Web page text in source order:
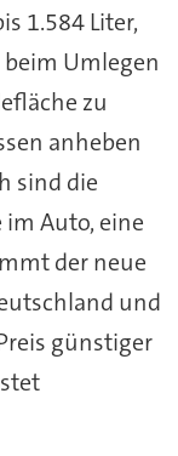
1.584 Liter,
Umlegen
zu
anheben
sind die
Auto, eine
der neue
und
günstiger